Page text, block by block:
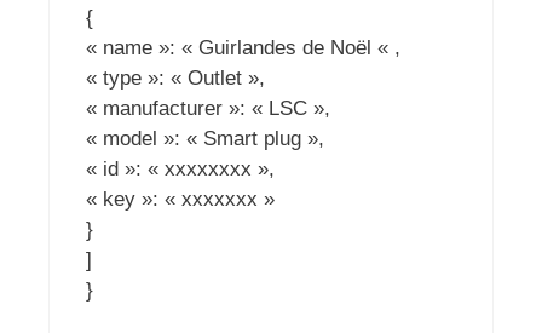
{
« name »: « Guirlandes de Noël « ,
« type »: « Outlet »,
« manufacturer »: « LSC »,
« model »: « Smart plug »,
« id »: « xxxxxxxx »,
« key »: « xxxxxxx »
}
]
}